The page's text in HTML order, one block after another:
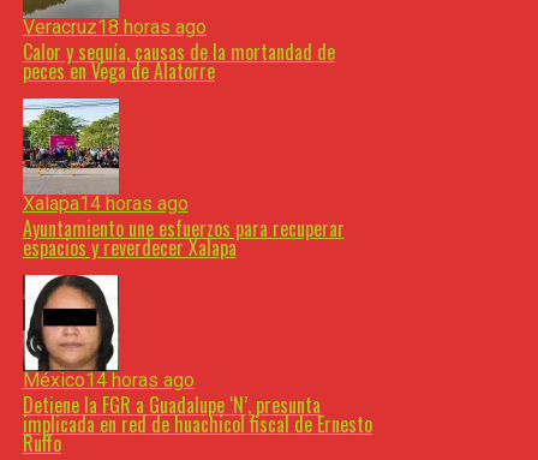
Veracruz18 horas ago
Calor y sequía, causas de la mortandad de
peces en Vega de Alatorre
Xalapa14 horas ago
Ayuntamiento une esfuerzos para recuperar
espacios y reverdecer Xalapa
México14 horas ago
Detiene la FGR a Guadalupe ‘N’, presunta
implicada en red de huachicol fiscal de Ernesto
Ruffo